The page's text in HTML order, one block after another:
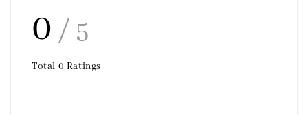
0 / 5
Total 0 Ratings